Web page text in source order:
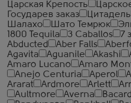
Царская Крепость
Государев заказ
Цитадель
Шалахо
Шато Темрюк
1800 Tequila
3 Caballos 7
Abducted
Aber Falls
Agavita
Aguanile Akashi
Amaro Lucano
Amaro
Anejo Centuria
Aperol
Ararat
Ardmore Arlett
Aultmore
Averna